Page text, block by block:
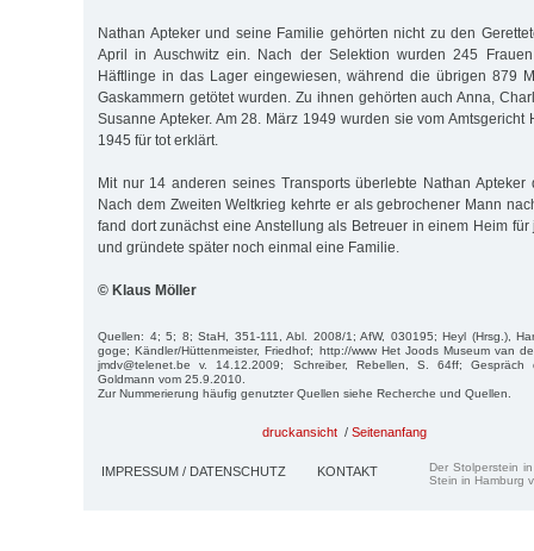
Nathan Apteker und seine Familie gehörten nicht zu den
April in Auschwitz ein. Nach der Selektion wurden 245
Häftlinge in das Lager eingewiesen, während die übrigen 879
Gaskammern getötet wurden. Zu ihnen gehörten auch Anna,
Susanne Apteker. Am 28. März 1949 wurden sie vom Amtsgericht
1945 für tot erklärt.
Mit nur 14 anderen seines Transports überlebte Nathan Apteker
Nach dem Zweiten Weltkrieg kehrte er als gebrochener Mann
fand dort zunächst eine Anstellung als Betreuer in einem Heim
und gründete später noch einmal eine Familie.
© Klaus Möller
Quellen: 4; 5; 8; StaH, 351-111, Abl. 2008/1; AfW, 030195; Heyl (Hrsg.),
goge; Kändler/Hüttenmeister, Friedhof; http://www Het Joods Museum van
jmdv@telenet.be v. 14.12.2009; Schreiber, Rebellen, S. 64ff; Gespräch
Goldmann vom 25.9.2010.
Zur Nummerierung häufig genutzter Quellen siehe Recherche und Quellen.
druckansicht / Seitenanfang
IMPRESSUM / DATENSCHUTZ KONTAKT
Der Stolperstein
Stein in Hamburg